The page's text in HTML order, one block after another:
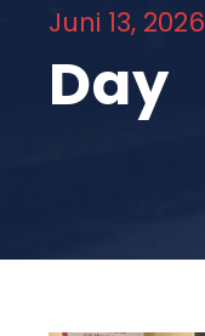
Juni 13, 2026
Day